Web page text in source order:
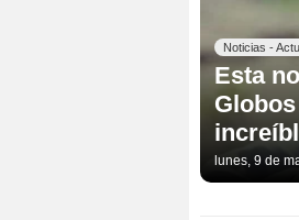
Noticias -
Esta
lunes, 9 de